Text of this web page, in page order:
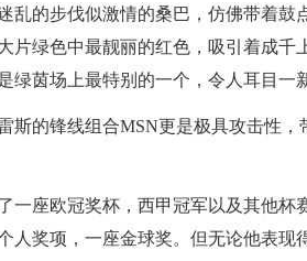
乱的步伐似激情的桑巴，仿佛带着鼓
片绿色中最靓丽的红色，吸引着成千
茵场上最特别的一个，令人耳目一
斯的锋线组合MSN更是极具攻击性，
一座欧冠奖杯，西甲冠军以及其他杯
人奖项，一座金球奖。但无论他表现